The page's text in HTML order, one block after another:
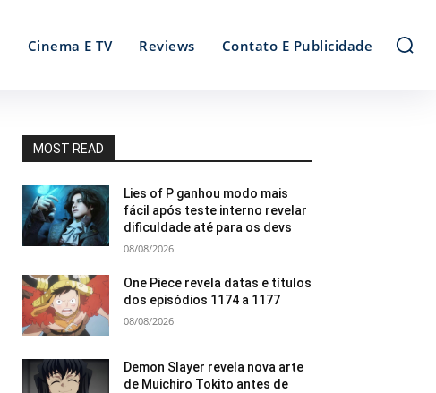
Cinema E TV Reviews Contato E Publicidade
MOST READ
Lies of P ganhou modo mais
fácil após teste interno revelar
dificuldade até para os devs
08/08/2026
One Piece revela datas e títulos
dos episódios 1174 a 1177
08/08/2026
Demon Slayer revela nova arte
de Muichiro Tokito antes de